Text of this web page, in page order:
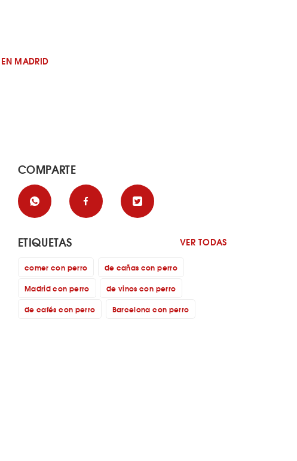
EN MADRID
COMPARTE
ETIQUETAS VER TODAS
comer con perro
de cañas con perro
Madrid con perro
de vinos con perro
de cafés con perro
Barcelona con perro